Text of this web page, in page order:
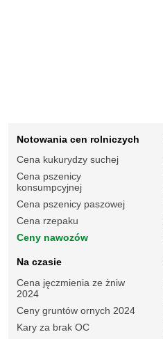
Notowania cen rolniczych
Cena kukurydzy suchej
Cena pszenicy
konsumpcyjnej
Cena pszenicy paszowej
Cena rzepaku
Ceny nawozów
Na czasie
Cena jęczmienia ze żniw
2024
Ceny gruntów ornych 2024
Kary za brak OC